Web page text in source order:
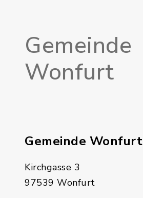
Gemeinde
Wonfurt
Gemeinde Wonfurt
Kirchgasse 3
97539 Wonfurt